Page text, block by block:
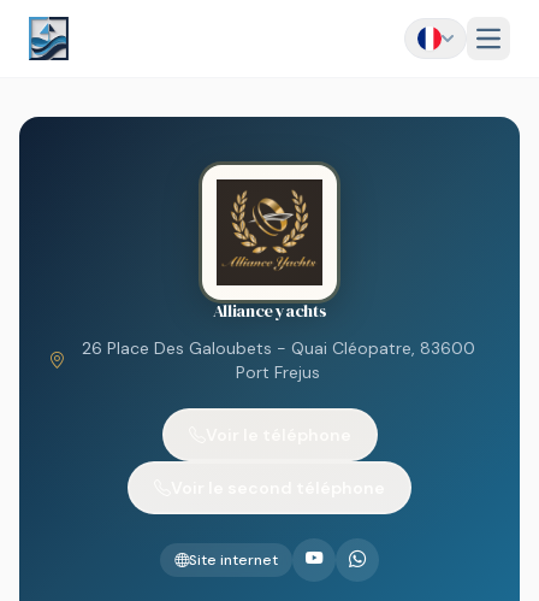
Menu
Alliance yachts
26 Place Des Galoubets - Quai Cléopatre, 83600
Port Frejus
Site internet